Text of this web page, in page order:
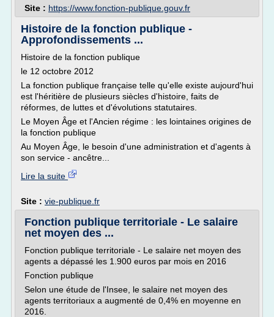
Site : https://www.fonction-publique.gouv.fr
Histoire de la fonction publique -
Approfondissements ...
Histoire de la fonction publique
le 12 octobre 2012
La fonction publique française telle qu'elle existe aujourd'hui
est l'héritière de plusieurs siècles d'histoire, faits de
réformes, de luttes et d'évolutions statutaires.
Le Moyen Âge et l'Ancien régime : les lointaines origines de
la fonction publique
Au Moyen Âge, le besoin d'une administration et d'agents à
son service - ancêtre...
Lire la suite
Site : vie-publique.fr
Fonction publique territoriale - Le salaire
net moyen des ...
Fonction publique territoriale - Le salaire net moyen des
agents a dépassé les 1.900 euros par mois en 2016
Fonction publique
Selon une étude de l'Insee, le salaire net moyen des
agents territoriaux a augmenté de 0,4% en moyenne en
2016.